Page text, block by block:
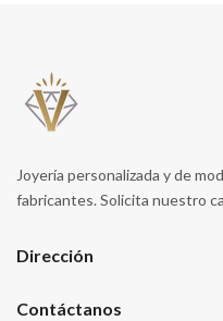
Joyería personalizada y de
fabricantes. Solicita nuestro
Dirección
Contáctanos